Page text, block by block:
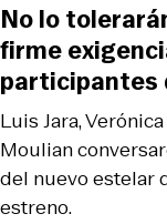
Luis Jara,
Moulian
del nuevo estelar
estreno.
No lo
firme
participantes